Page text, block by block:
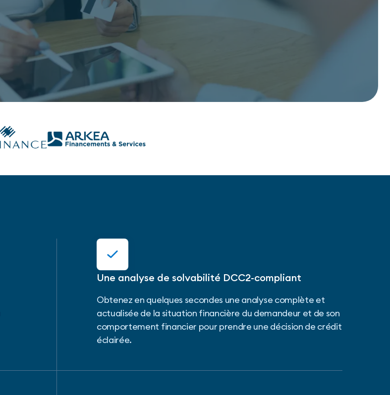
Une analyse de solvabilité DCC2-compliant
Obtenez en quelques secondes une analyse complète et
actualisée de la situation financière du demandeur et de son
comportement financier pour prendre une décision de crédit
éclairée.